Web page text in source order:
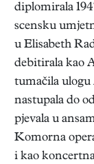
diplomirala
scensku
u Elisabeth
debitirala kao
tumačila ulogu
nastupala do
pjevala u
Komorna
i kao